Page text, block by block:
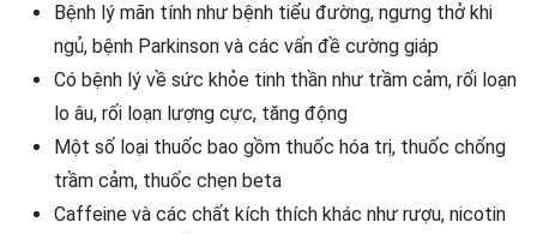
Bệnh lý mãn tính như bệnh tiểu đường, ngưng thở khi
ngủ, bệnh Parkinson và các vấn đề cường giáp
Có bệnh lý về sức khỏe tinh thần như trầm cảm, rối loạn
lo âu, rối loạn lượng cực, tăng động
Một số loại thuốc bao gồm thuốc hóa trị, thuốc chống
trầm cảm, thuốc chẹn beta
Caffeine và các chất kích thích khác như rượu, nicotin